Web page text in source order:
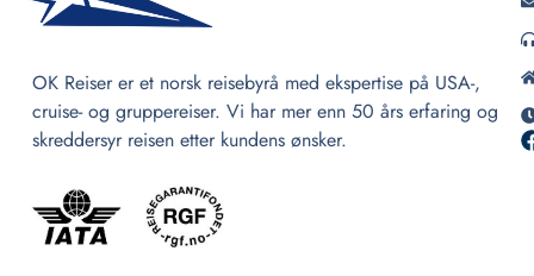
OK Reiser er et norsk reisebyrå med ekspertise på USA-,
cruise- og gruppereiser. Vi har mer enn 50 års erfaring og
skreddersyr reisen etter kundens ønsker.